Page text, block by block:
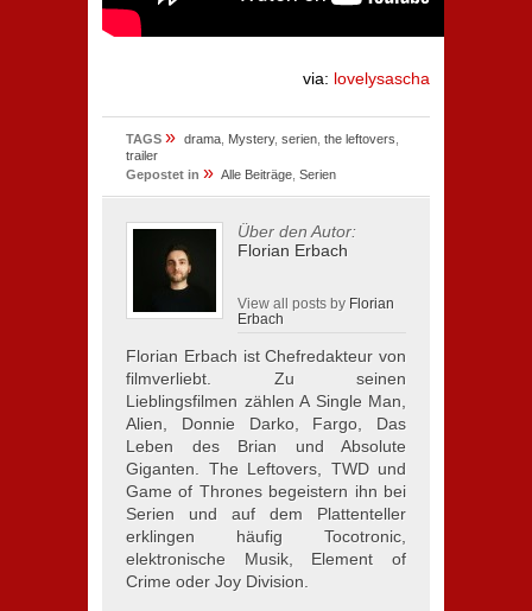
via: lovelysascha
TAGS » drama Mystery, serien the leftovers
trailer
Gepostet in » Alle Beiträge Serien
Über den Autor:
Florian Erbach
View all posts by Florian
Erbach
Florian Erbach ist Chefredakteur von
filmverliebt. Zu seinen
Lieblingsfilmen zählen A Single Man,
Alien, Donnie Darko, Fargo, Das
Leben des Brian und Absolute
Giganten. The Leftovers, TWD und
Game of Thrones begeistern ihn bei
Serien und auf dem Plattenteller
erklingen häufig Tocotronic,
elektronische Musik, Element of
Crime oder Joy Division.